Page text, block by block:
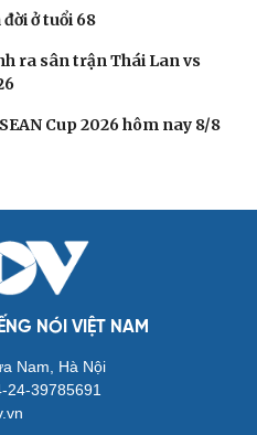
ở tuổi 68
ra sân trận Thái Lan vs
Cup 2026 hôm nay 8/8
NÓI VIỆT NAM
Nam, Hà Nội
24-39785691